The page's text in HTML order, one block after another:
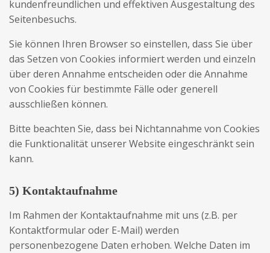
kundenfreundlichen und effektiven Ausgestaltung des
Seitenbesuchs.
Sie können Ihren Browser so einstellen, dass Sie über
das Setzen von Cookies informiert werden und einzeln
über deren Annahme entscheiden oder die Annahme
von Cookies für bestimmte Fälle oder generell
ausschließen können.
Bitte beachten Sie, dass bei Nichtannahme von Cookies
die Funktionalität unserer Website eingeschränkt sein
kann.
5) Kontaktaufnahme
Im Rahmen der Kontaktaufnahme mit uns (z.B. per
Kontaktformular oder E-Mail) werden
personenbezogene Daten erhoben. Welche Daten im